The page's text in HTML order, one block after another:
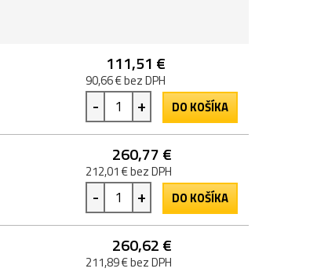
111,51 €
90,66 € bez DPH
- + DO KOŠÍKA
260,77 €
212,01 € bez DPH
- + DO KOŠÍKA
260,62 €
211,89 € bez DPH